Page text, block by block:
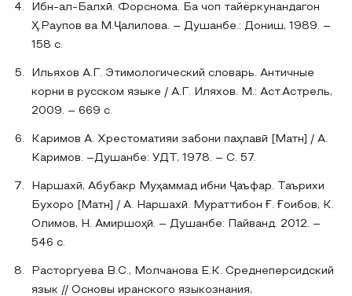
Ибн-ал-Балхӣ. Форснома. Ба чоп тайёркунандагон
Ҳ.Раупов ва М.Ҷалилова. – Душанбе.: Дониш, 1989. –
158 с.
Ильяхов А.Г. Этимологический словарь. Античные
корни в русском языке / А.Г. Иляхов. М.: Аст.Астрель,
2009. – 669 с.
Каримов А. Хрестоматияи забони паҳлавӣ [Матн] / А.
Каримов. –Душанбе: УДТ, 1978. – С. 57.
Наршахӣ, Абубакр Муҳаммад ибни Ҷаъфар. Таърихи
Бухоро [Матн] / А. Наршахӣ. Мураттибон Ғ. Ғоибов, К.
Олимов, Н. Амиршоҳӣ. – Душанбе: Пайванд. 2012. –
546 с.
Расторгуева В.С., Молчанова Е.К. Среднеперсидский
язык // Основы иранского языкознания,